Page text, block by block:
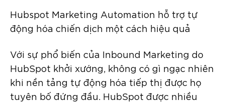
Hubspot Marketing Automation hỗ trợ tự
động hóa chiến dịch một cách hiệu quả
Với sự phổ biến của Inbound Marketing do
HubSpot khởi xướng, không có gì ngạc nhiên
khi nền tảng tự động hóa tiếp thị được họ
tuyên bố đứng đầu. HubSpot được nhiều